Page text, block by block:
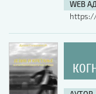
ISBN
ISSN
WEB